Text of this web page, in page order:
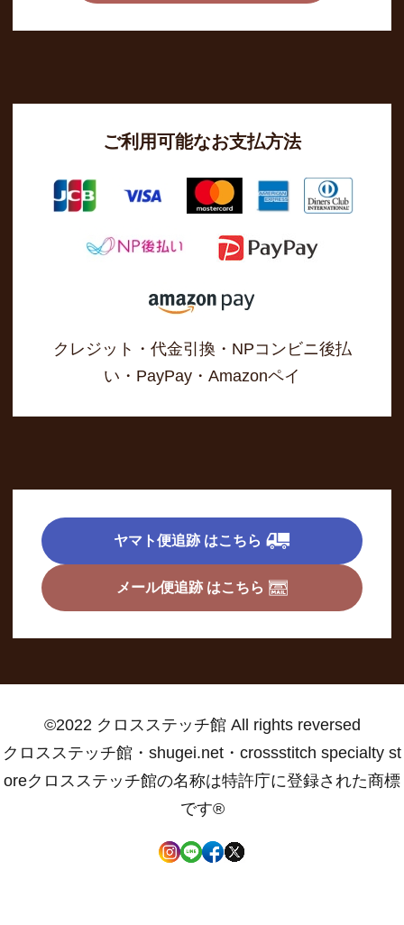
ご利用可能なお支払方法
クレジット・代金引換・NPコンビニ後払
い・PayPay・Amazonペイ
ヤマト便追跡 はこちら
メール便追跡 はこちら
©2022 クロスステッチ館 All rights reversed
クロスステッチ館・shugei.net・crossstitch specialty st
oreクロスステッチ館の名称は特許庁に登録された商標
です®